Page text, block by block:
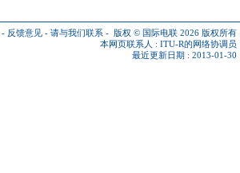
- 反馈意见 - 请与我们联系 - 版权 © 国际电联 2026 版权所有
本网页联系人 : ITU-R的网络协调员
最近更新日期 : 2013-01-30